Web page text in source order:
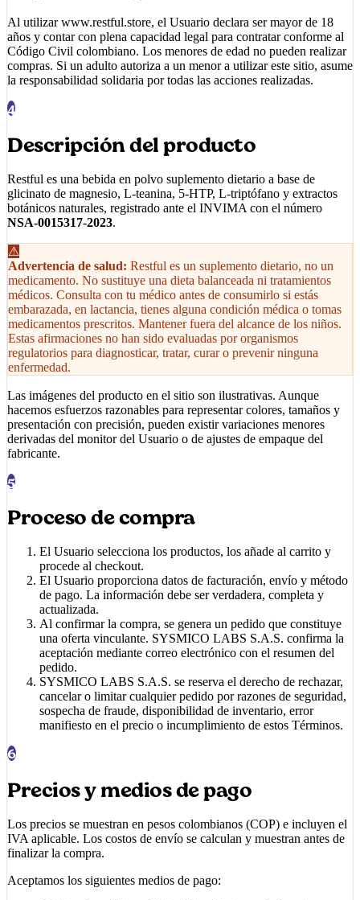
Al utilizarwww.restful.store, el Usuario declara ser mayor de 18
años y contar con plena capacidad legal para contratar conforme al
Código Civil colombiano. Los menores de edad no pueden realizar
compras. Si un adulto autoriza a un menor a utilizar este sitio, asume
la responsabilidad solidaria por todas las acciones realizadas.
4
Descripción del producto
Restful es una bebida en polvo suplemento dietario a base de
glicinato de magnesio, L-teanina, 5-HTP, L-triptófano y extractos
botánicos naturales, registrado ante el INVIMA con el número
NSA-0015317-2023.
⚠
Advertencia de salud: Restful es un suplemento dietario, no un
medicamento. No sustituye una dieta balanceada ni tratamientos
médicos. Consulta con tu médico antes de consumirlo si estás
embarazada, en lactancia, tienes alguna condición médica o tomas
medicamentos prescritos. Mantener fuera del alcance de los niños.
Estas afirmaciones no han sido evaluadas por organismos
regulatorios para diagnosticar, tratar, curar o prevenir ninguna
enfermedad.
Las imágenes del producto en el sitio son ilustrativas. Aunque
hacemos esfuerzos razonables para representar colores, tamaños y
presentación con precisión, pueden existir variaciones menores
derivadas del monitor del Usuario o de ajustes de empaque del
fabricante.
5
Proceso de compra
El Usuario selecciona los productos, los añade al carrito y
procede al checkout.
El Usuario proporciona datos de facturación, envío y método
de pago. La información debe ser verdadera, completa y
actualizada.
Al confirmar la compra, se genera un pedido que constituye
una oferta vinculante. SYSMICO LABS S.A.S. confirma la
aceptación mediante correo electrónico con el resumen del
pedido.
SYSMICO LABS S.A.S. se reserva el derecho de rechazar,
cancelar o limitar cualquier pedido por razones de seguridad,
sospecha de fraude, disponibilidad de inventario, error
manifiesto en el precio o incumplimiento de estos Términos.
6
Precios y medios de pago
Los precios se muestran en pesos colombianos (COP) e incluyen el
IVA aplicable. Los costos de envío se calculan y muestran antes de
finalizar la compra.
Aceptamos los siguientes medios de pago: